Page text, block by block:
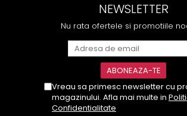
NEWSLETTER
Nu rata ofertele si promotiile
Vreau sa primesc newsletter cu
magazinului. Afla mai multe in
Confidentialitate